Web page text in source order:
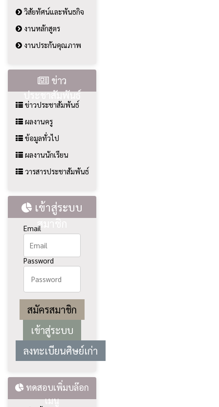
วิสัยทัศน์และพันธกิจ
งานหลักสูตร
งานประกันคุณภาพ
ข่าว
ประชาสัมพันธ์
ข่าวประชาสัมพันธ์
ผลงานครู
ข้อมูลทั่วไป
ผลงานนักเรียน
วารสารประชาสัมพันธ์
เข้าสู่ระบบ
สมาชิก
Email
Password
สมัครสมาชิก
ลงทะเบียนศิษย์เก่า
ทดสอบเพิ่มบล๊อก
เมนู